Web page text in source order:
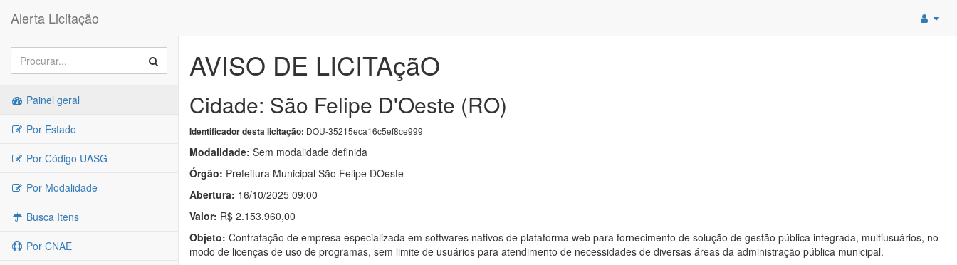
Alerta Licitação
Painel geral
Por Estado
Por Código UASG
Por Modalidade
Busca Itens
Por CNAE
AVISO DE LICITAçãO
Cidade: São Felipe D'Oeste (RO)
Identificador desta licitação: DOU-35215eca16c5ef8ce999
Modalidade: Sem modalidade definida
Órgão: Prefeitura Municipal São Felipe DOeste
Abertura: 16/10/2025 09:00
Valor: R$ 2.153.960,00
Objeto: Contratação de empresa especializada em softwares nativos de plataforma web para fornecimento de solução de gestão pública integrada, multiusuários, no
modo de licenças de uso de programas, sem limite de usuários para atendimento de necessidades de diversas áreas da administração pública municipal.